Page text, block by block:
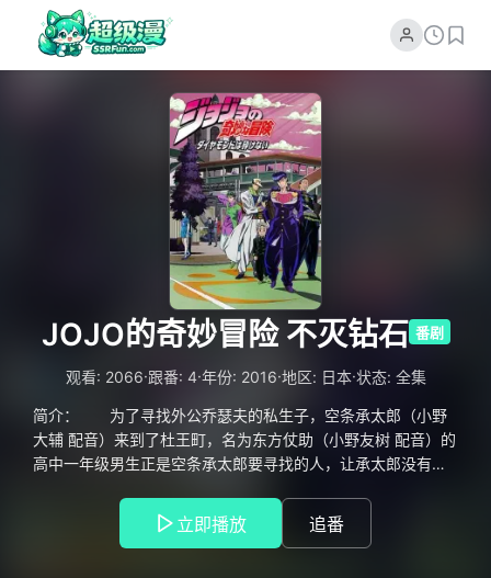
JOJO的奇妙冒险 不灭钻石 番剧
观看: 2066·跟番: 4·年份: 2016·地区: 日本·状态: 全集
简介： 为了寻找外公乔瑟夫的私生子，空条承太郎（小野
大辅 配音）来到了杜王町，名为东方仗助（小野友树 配音）的
高中一年级男生正是空条承太郎要寻找的人，让承太郎没有想
力的广濑康一（梶裕贵 配音），大脑一根筋但对待朋友忠诚不
立即播放 追番